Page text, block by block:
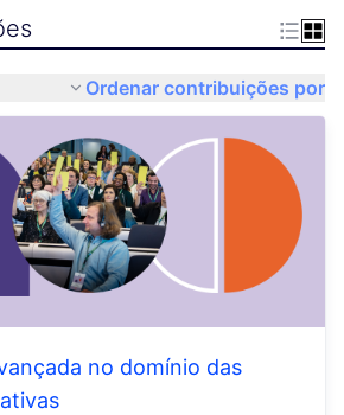
Ordenar contribuições por
no domínio das